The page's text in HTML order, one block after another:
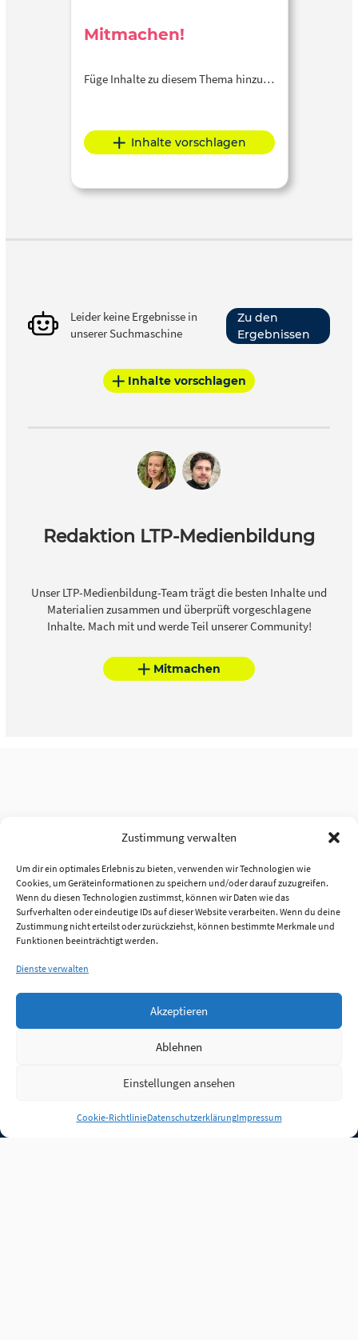
Zustimmung verwalten
Um dir ein optimales Erlebnis zu bieten, verwenden wir Technologien wie
Cookies, um Geräteinformationen zu speichern und/oder darauf zuzugreifen.
Wenn du diesen Technologien zustimmst, können wir Daten wie das
Surfverhalten oder eindeutige IDs auf dieser Website verarbeiten. Wenn du deine
Zustimmung nicht erteilst oder zurückziehst, können bestimmte Merkmale und
Funktionen beeinträchtigt werden.
Dienste verwalten
Akzeptieren
Ablehnen
Einstellungen ansehen
Cookie-RichtlinieDatenschutzerklärungImpressum
Mitmachen!
Füge Inhalte zu diesem Thema hinzu…
Inhalte vorschlagen
Leider keine Ergebnisse in
unserer Suchmaschine
Zu den
Ergebnissen
Inhalte vorschlagen
Redaktion LTP-Medienbildung
Unser LTP-Medienbildung-Team trägt die besten Inhalte und
Materialien zusammen und überprüft vorgeschlagene
Inhalte. Mach mit und werde Teil unserer Community!
Mitmachen
Anmelden
Jobs Partner FAQ Quellen